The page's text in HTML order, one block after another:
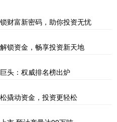
财富新密码，助你投资无忧
锁资金，畅享投资新天地
头：权威排名榜出炉
撬动资金，投资更轻松